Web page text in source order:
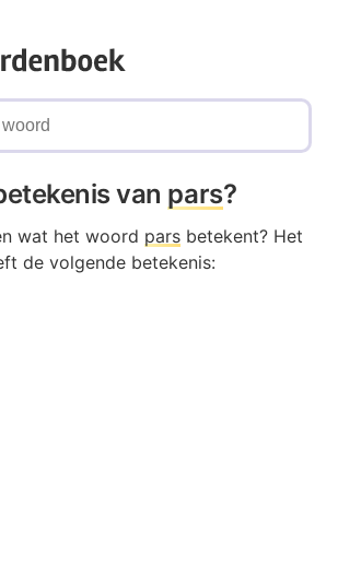
van pars?
wat het woord pars betekent? Het
de volgende betekenis: